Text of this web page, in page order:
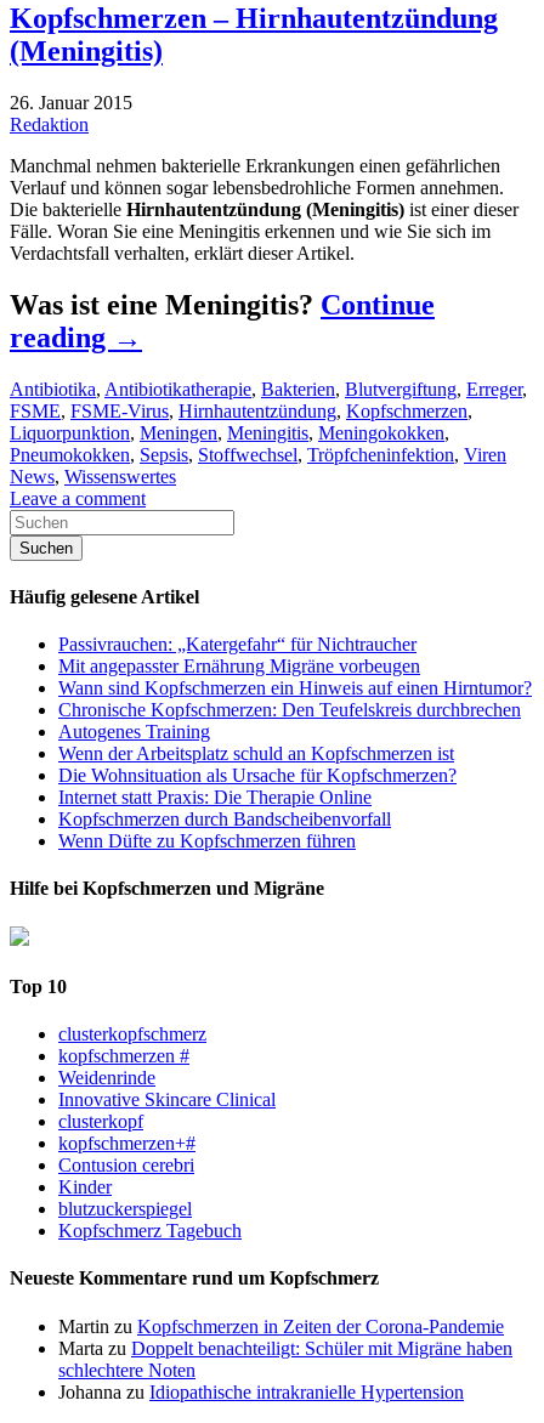
Kopfschmerzen – Hirnhautentzündung
(Meningitis)
26. Januar 2015
Redaktion
Manchmal nehmen bakterielle Erkrankungen einen gefährlichen
Verlauf und können sogar lebensbedrohliche Formen annehmen.
Die bakterielle Hirnhautentzündung (Meningitis) ist einer dieser
Fälle. Woran Sie eine Meningitis erkennen und wie Sie sich im
Verdachtsfall verhalten, erklärt dieser Artikel.
Was ist eine Meningitis? Continue
reading →
Antibiotika, Antibiotikatherapie, Bakterien, Blutvergiftung, Erreger,
FSME, FSME-Virus, Hirnhautentzündung, Kopfschmerzen,
Liquorpunktion, Meningen, Meningitis, Meningokokken,
Pneumokokken, Sepsis, Stoffwechsel, Tröpfcheninfektion, Viren
News, Wissenswertes
Leave a comment
Häufig gelesene Artikel
Passivrauchen: „Katergefahr“ für Nichtraucher
Mit angepasster Ernährung Migräne vorbeugen
Wann sind Kopfschmerzen ein Hinweis auf einen Hirntumor?
Chronische Kopfschmerzen: Den Teufelskreis durchbrechen
Autogenes Training
Wenn der Arbeitsplatz schuld an Kopfschmerzen ist
Die Wohnsituation als Ursache für Kopfschmerzen?
Internet statt Praxis: Die Therapie Online
Kopfschmerzen durch Bandscheibenvorfall
Wenn Düfte zu Kopfschmerzen führen
Hilfe bei Kopfschmerzen und Migräne
Top 10
clusterkopfschmerz
kopfschmerzen #
Weidenrinde
Innovative Skincare Clinical
clusterkopf
kopfschmerzen+#
Contusion cerebri
Kinder
blutzuckerspiegel
Kopfschmerz Tagebuch
Neueste Kommentare rund um Kopfschmerz
Martin zu Kopfschmerzen in Zeiten der Corona-Pandemie
Marta zu Doppelt benachteiligt: Schüler mit Migräne haben
schlechtere Noten
Johanna zu Idiopathische intrakranielle Hypertension